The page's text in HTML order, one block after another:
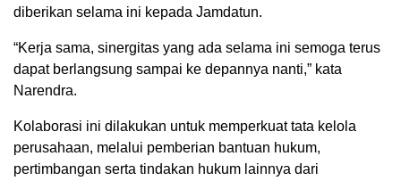
diberikan selama ini kepada Jamdatun.
“Kerja sama, sinergitas yang ada selama ini semoga terus
dapat berlangsung sampai ke depannya nanti,” kata
Narendra.
Kolaborasi ini dilakukan untuk memperkuat tata kelola
perusahaan, melalui pemberian bantuan hukum,
pertimbangan serta tindakan hukum lainnya dari